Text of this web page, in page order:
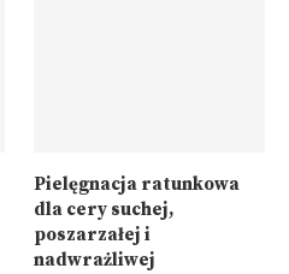
Pielęgnacja ratunkowa
dla cery suchej,
poszarzałej i
nadwrażliwej